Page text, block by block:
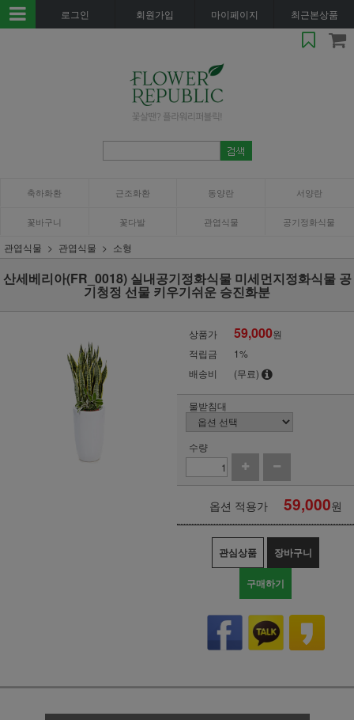
로그인 회원가입 마이페이지 최근본상품
축하화환 근조화환 동양란 서양란
꽃바구니 꽃다발 관엽식물 공기정화식물
관엽식물 관엽식물 소형
산세베리아(FR_0018) 실내공기정화식물 미세먼지정화식물 공
기청정 선물 키우기쉬운 승진화분
상품가 59,000원
적립금
1%
배송비
(무료)
물받침대
수량
옵션 적용가 59,000원
관심상품 장바구니
구매하기